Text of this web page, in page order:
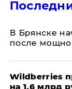
В Брянске
после
​Wildberries
на 1,6 млрд